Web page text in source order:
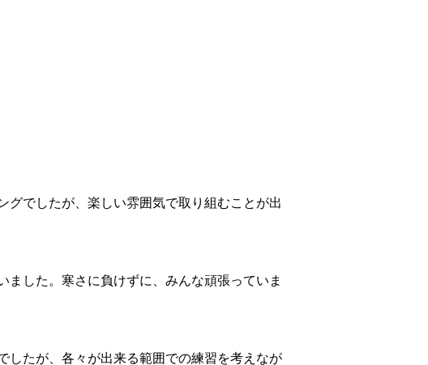
でしたが、楽しい雰囲気で取り組むことが出
した。寒さに負けずに、みんな頑張っていま
したが、各々が出来る範囲での練習を考えなが